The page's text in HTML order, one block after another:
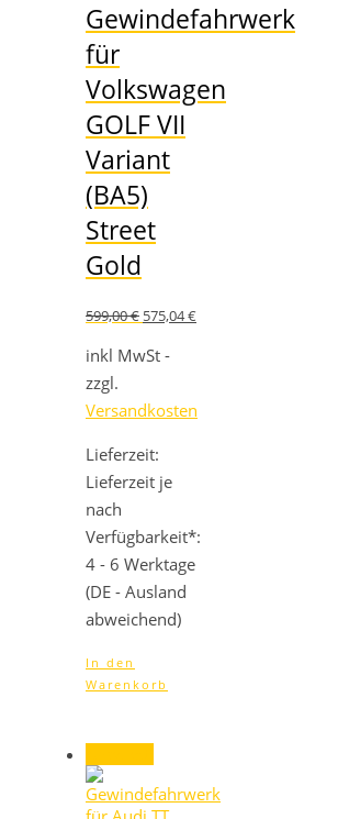
Gewindefahrwerk
für
Volkswagen
GOLF VII
Variant
(BA5)
Street
Gold
599,00€ Ursprünglicher
war:
575,04€Aktueller
inkl MwSt -
zzgl.
Versandkosten
Lieferzeit:
Lieferzeit je
nach
Verfügbarkeit*:
4 - 6 Werktage
(DE - Ausland
abweichend)
In den
Warenkorb